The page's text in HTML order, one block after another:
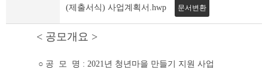
(제출서식) 사업계획서.hwp
문서변환
< 공모개요 >
○ 공 모 명 : 2021년 청년마을 만들기 지원 사업